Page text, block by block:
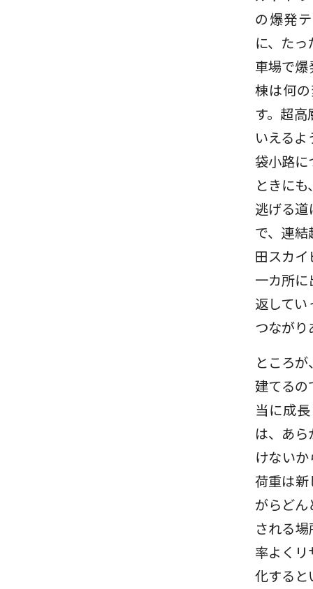
の爆発
に、た
車場で
棟は何
す。超
いえる
袋小路
ときに
逃げる
で、連
田スカ
一カ所
返して
つながり
ところ
建てるの
当に成
は、あ
けない
荷重は新
がらど
される
率よく
化すると